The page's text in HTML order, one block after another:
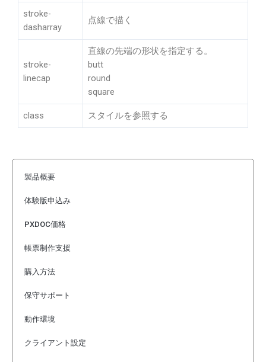
stroke-
dasharray
点線で描く
stroke-
linecap
直線の先端の形状を指定する。
butt
round
square
class スタイルを参照する
製品概要
体験版申込み
PXDOC価格
帳票制作支援
購入方法
保守サポート
動作環境
クライアント設定